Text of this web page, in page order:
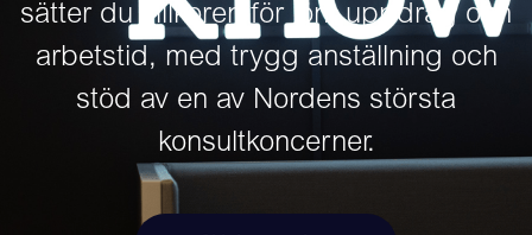
sätter du villkoren för lön, uppdrag och
arbetstid, med trygg anställning och
stöd av en av Nordens största
konsultkoncerner.